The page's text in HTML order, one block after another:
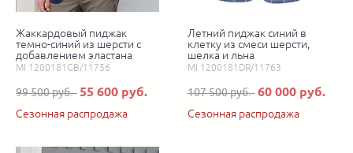
Жаккардовый пиджак
темно-синий из шерсти с
добавлением эластана
MI 1200181GB/11756
99 500 руб.55 600 руб.
Сезонная распродажа
Летний пиджак синий в
клетку из смеси шерсти,
шелка и льна
MI 1200181DR/11763
107 500 руб. 60 000 руб.
Сезонная распродажа